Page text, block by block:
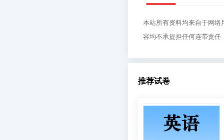
本站所有资料均来自于网
容均不承提担任何连带责
推荐试卷